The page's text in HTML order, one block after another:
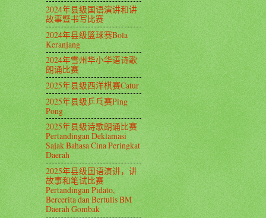
2024年县级国语演讲和讲
故事暨书写比赛
2024年县级篮球赛Bola
Keranjang
2024年雪州华小华语诗歌
朗诵比赛
2025年县级西洋棋赛Catur
2025年县级乒乓赛Ping
Pong
2025年县级诗歌朗诵比赛
Pertandingan Deklamasi
Sajak Bahasa Cina Peringkat
Daerah
2025年县级国语演讲，讲
故事和笔试比赛
Pertandingan Pidato,
Bercerita dan Bertulis BM
Daerah Gombak